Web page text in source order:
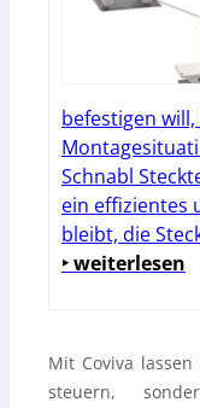
befestigen
Schnabl
ein effizientes
bleibt, die
‣ weiterlesen
Mit Coviva
steuern,